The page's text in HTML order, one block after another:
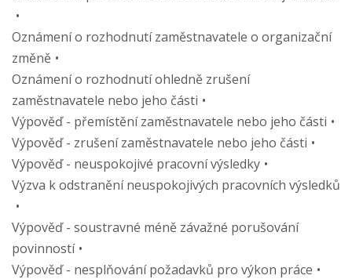
Oznámení o rozhodnutí zaměstnavatele o organizační
změně
Oznámení o rozhodnutí ohledně zrušení
zaměstnavatele nebo jeho části
Výpověď - přemístění zaměstnavatele nebo jeho části
Výpověď - zrušení zaměstnavatele nebo jeho části
Výpověď - neuspokojivé pracovní výsledky
Výzva k odstranění neuspokojivých pracovních výsledků
Výpověď - soustravné méně závažné porušování
povinností
Výpověď - nesplňování požadavků pro výkon práce